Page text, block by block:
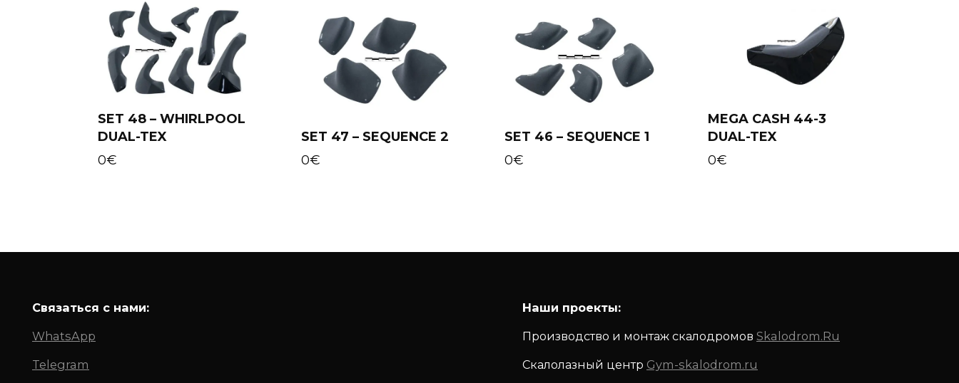
Add to cart
SET 48 – WHIRLPOOL
DUAL-TEX
0€
SET 47 – SEQUENCE 2
0€
SET 46 – SEQUENCE 1
0€
Add to cart
MEGA CASH 44-3
DUAL-TEX
0€
Связаться с нами:
WhatsApp
Telegram
Наши проекты:
Производство и монтаж скалодромов Skalodrom.Ru
Скалолазный центр Gym-skalodrom.ru